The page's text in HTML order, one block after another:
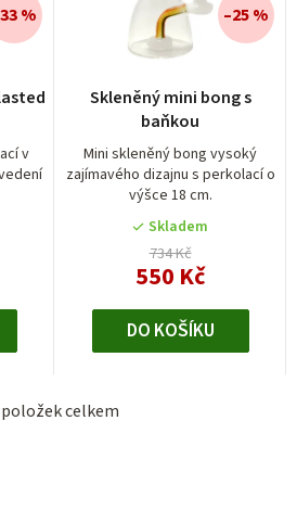
v
%
Skleněný mini bong s
baňkou
Mini skleněný bong vysoký
zajímavého dizajnu s perkolací o
výšce 18 cm.
Skladem
734 Kč
550 Kč
–25 %
DO KOŠÍKU
O
položek celkem